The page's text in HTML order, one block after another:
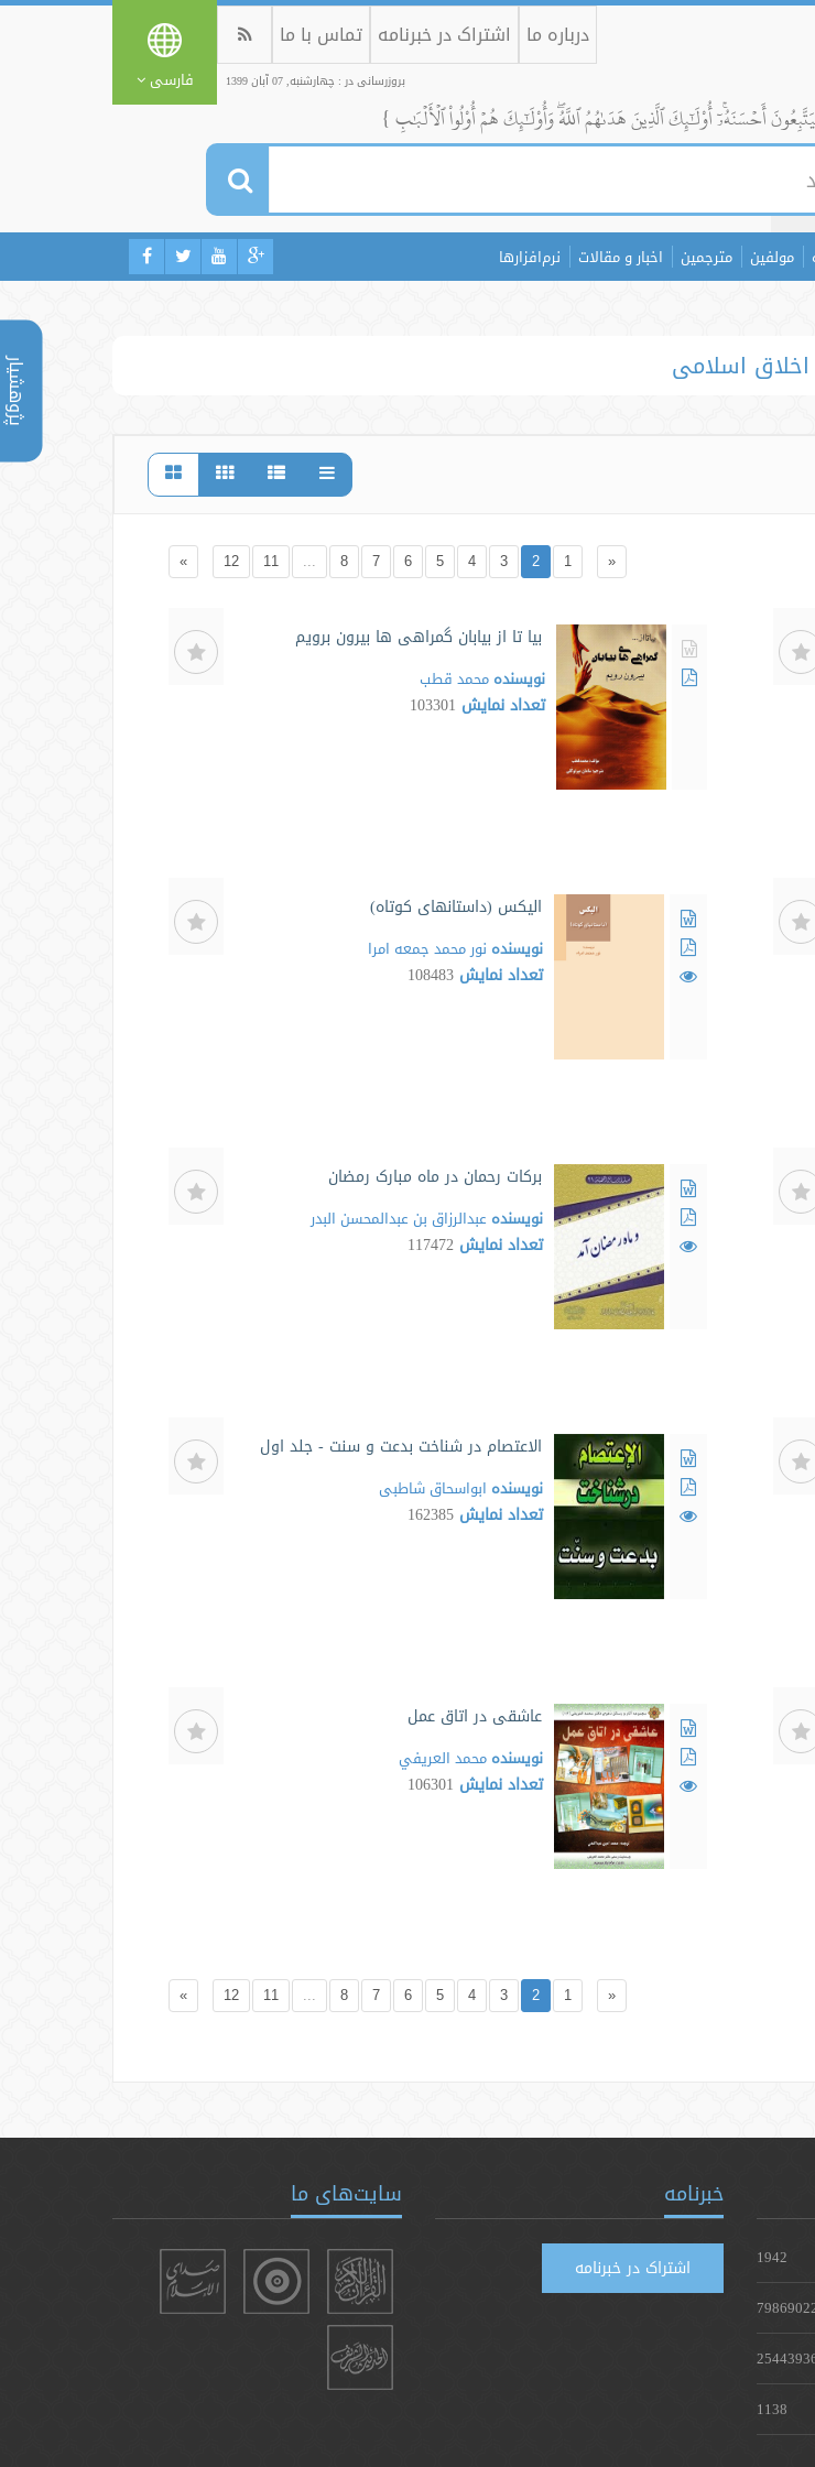
پژوهشیار
درباره ما اشتراک در خبرنامه تماس با ما
بروزرسانی در : چهارشنبه, 07 آبان 1399 فارسی
أَحۡسَنَهُۥٓۚ أُوْلَٰٓئِكَ ٱلَّذِينَ هَدَىٰهُمُ ٱللَّهُۖ وَأُوْلَٰٓئِكَ هُمۡ أُوْلُواْ ٱلۡأَلۡبَٰبِ }
مولفین مترجمین اخبار و مقالات نرم‌افزارها
اخلاق اسلامی
«
1
2
3
4
5
6
7
8
...
11
12
»
بیا تا از بیابان گمراهی ها بیرون برویم
نویسنده محمد قطب
تعداد نمایش 103301
الیکس (داستانهای کوتاه)
نویسنده نور محمد جمعه امرا
تعداد نمایش 108483
برکات رحمان در ماه مبارک رمضان
نویسنده عبدالرزاق بن عبدالمحسن البدر
تعداد نمایش 117472
الاعتصام در شناخت بدعت و سنت - جلد اول
نویسنده ابواسحاق شاطبی
تعداد نمایش 162385
عاشقی در اتاق عمل
نویسنده محمد العريفي
تعداد نمایش 106301
«
1
2
3
4
5
6
7
8
...
11
12
»
1942
1138
خبرنامه
اشتراک در خبرنامه
سایت‌های ما